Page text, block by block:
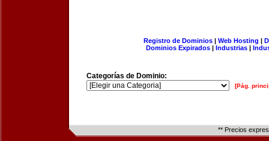
Registro de Dominios| Web Hosting |
Dominios Expirados | Industrias |
Categorías de Dominio:
[Pág.
** Precios